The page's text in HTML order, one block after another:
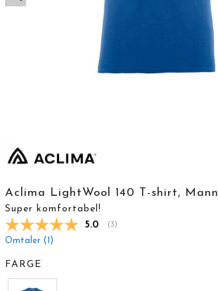
Aclima LightWool 140 T-shirt, Mann
Super komfortabel!
Gjennomsnittskarakter:
5.0 (stemmer:
3)
Omtaler ( )
FARGE